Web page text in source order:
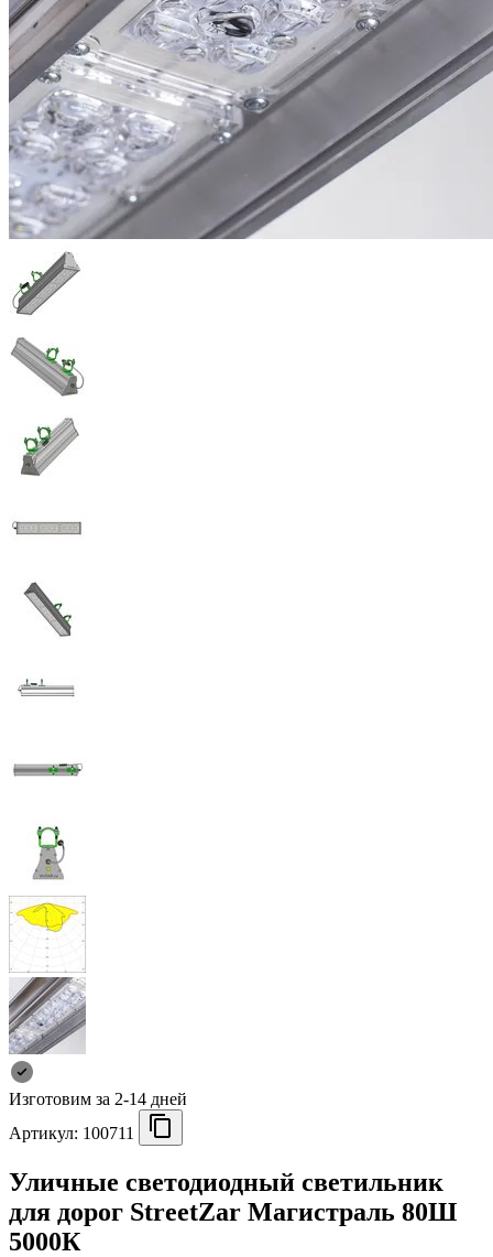
Изготовим за 2-14 дней
Артикул: 100711
Уличные светодиодный светильник
для дорог StreetZar Магистраль 80Ш
5000К